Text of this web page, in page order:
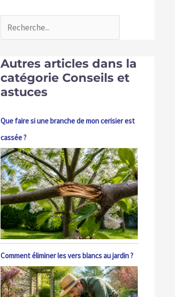
Autres articles dans la
catégorie Conseils et
astuces
Que faire si une branche de mon cerisier est
cassée ?
Comment éliminer les vers blancs au jardin ?